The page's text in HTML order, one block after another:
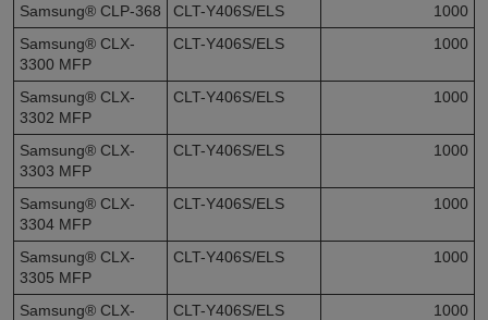
Samsung® CLP-368
CLT-Y406S/ELS
1000
Samsung® CLX-
3300 MFP
CLT-Y406S/ELS 1000
Samsung® CLX-
3302 MFP
CLT-Y406S/ELS 1000
Samsung® CLX-
3303 MFP
CLT-Y406S/ELS 1000
Samsung® CLX-
3304 MFP
CLT-Y406S/ELS 1000
Samsung® CLX-
3305 MFP
CLT-Y406S/ELS 1000
Samsung® CLX-
CLT-Y406S/ELS 1000